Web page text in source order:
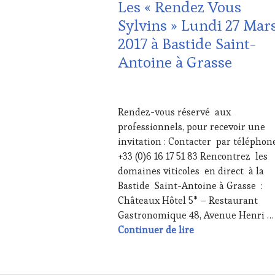
Les « Rendez Vous
Sylvins » Lundi 27
2017 à Bastide Saint-
Antoine à Grasse
2017
Rendez-vous réservé aux
professionnels, pour recevoir une
invitation : Contacter par
+33 (0)6 16 17 51 83 Rencontrez les
domaines viticoles en direct à la
Bastide Saint-Antoine à Grasse :
Châteaux Hôtel 5* – Restaurant
Gastronomique 48, Avenue Henri …
Continuer de lireLes « Rendez